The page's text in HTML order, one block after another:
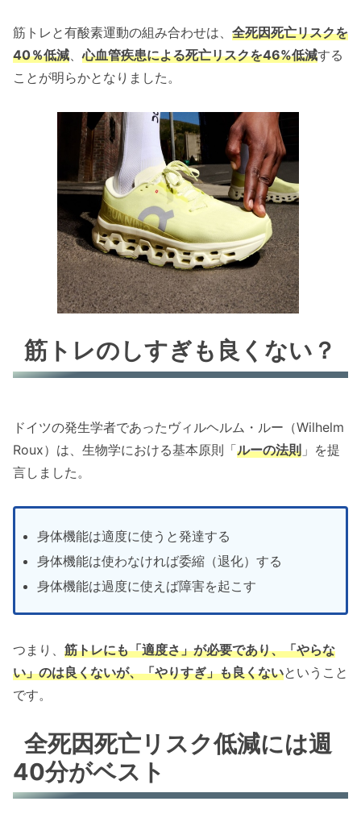
筋トレと有酸素運動の組み合わせは、 全死因死亡リスクを
40％低減 、心血管疾患による死亡リスクを46%低減する
ことが明らかとなりました。
筋トレのしすぎも良くない？
ドイツの発生学者であったヴィルヘルム・ルー（Wilhelm
Roux）は、生物学における基本原則「ルーの法則 」を提
言しました。
身体機能は適度に使うと発達する
身体機能は使わなければ委縮（退化）する
身体機能は過度に使えば障害を起こす
つまり、 筋トレにも「適度さ」が必要であり、「やらな
い」のは良くないが、「やりすぎ」も良くないということ
です。
全死因死亡リスク低減には週
40分がベスト